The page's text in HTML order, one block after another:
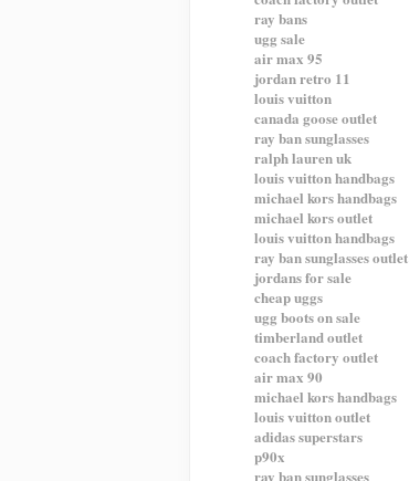
ray bans
ugg sale
air max 95
jordan retro 11
louis vuitton
canada goose outlet
ray ban sunglasses
ralph lauren uk
louis vuitton handbags
michael kors handbags
michael kors outlet
louis vuitton handbags
ray ban sunglasses outlet
jordans for sale
cheap uggs
ugg boots on sale
timberland outlet
coach factory outlet
air max 90
michael kors handbags
louis vuitton outlet
adidas superstars
p90x
ray ban sunglasses